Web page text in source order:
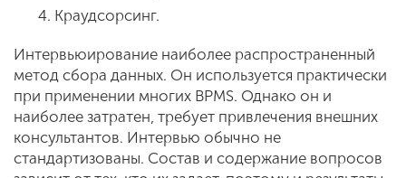
Краудсорсинг.
Интервьюирование наиболее распространенный
метод сбора данных. Он используется практически
при применении многих BPMS. Однако он и
наиболее затратен, требует привлечения внешних
консультантов. Интервью обычно не
стандартизованы. Состав и содержание вопросов